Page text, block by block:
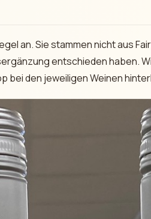
an. Sie stammen nicht aus
entschieden haben.
bei den jeweiligen Weinen